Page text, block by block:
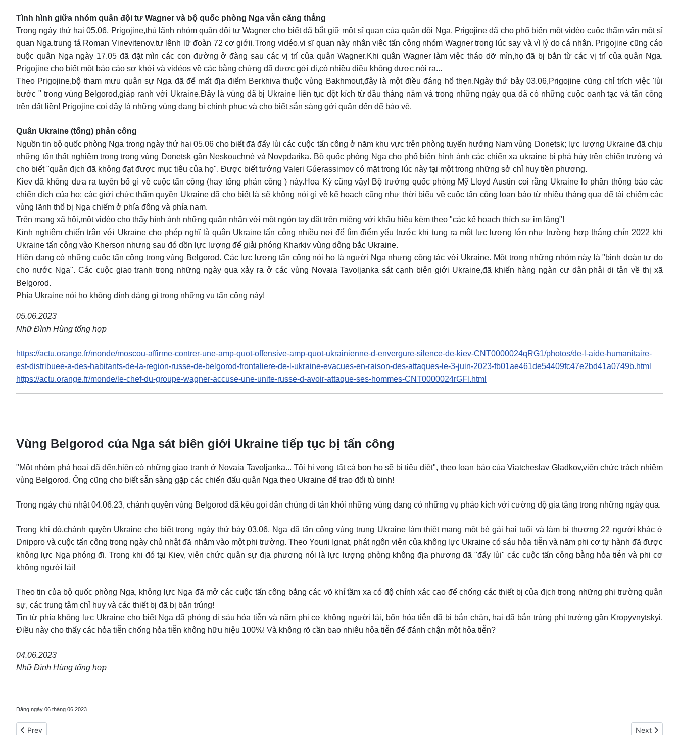
Tình hình giữa nhóm quân đội tư Wagner và bộ quốc phòng Nga vẫn căng thẳng
Trong ngày thứ hai 05.06, Prigojine,thủ lãnh nhóm quân đội tư Wagner cho biết đã bắt giữ một sĩ quan của quân đội Nga. Prigojine đã cho phổ biến một vidéo cuộc thẩm vấn một sĩ
quan Nga,trung tá Roman Vinevitenov,tư lệnh lữ đoàn 72 cơ giớii.Trong vidéo,vị sĩ quan này nhận việc tấn công nhóm Wagner trong lúc say và vì lý do cá nhân. Prigojine cũng cáo
buộc quân Nga ngày 17.05 đã đặt mìn các con đường ở đàng sau các vị trí của quân Wagner.Khi quân Wagner làm việc tháo dỡ mìn,họ đã bị bắn từ các vị trí của quân Nga.
Prigojine cho biết một báo cáo sơ khởi và vidéos về các bằng chứng đã được gởi đi,có nhiều điều không được nói ra...
Theo Prigojine,bộ tham mưu quân sự Nga đã để mất địa điểm Berkhiva thuộc vùng Bakhmout,đây là một điều đáng hổ thẹn.Ngày thứ bảy 03.06,Prigojine cũng chỉ trích việc 'lùi
bước " trong vùng Belgorod,giáp ranh với Ukraine.Đây là vùng đã bị Ukraine liên tục đột kích từ đầu tháng năm và trong những ngày qua đã có những cuộc oanh tạc và tấn công
trên đất liền! Prigojine coi đây là những vùng đang bị chinh phục và cho biết sẵn sàng gởi quân đến để bảo vệ.
Quân Ukraine (tổng) phản công
Nguồn tin bộ quốc phòng Nga trong ngày thứ hai 05.06 cho biết đã đẩy lùi các cuộc tấn công ở năm khu vực trên phòng tuyến hướng Nam vùng Donetsk; lực lượng Ukraine đã chịu
những tổn thất nghiêm trọng trong vùng Donetsk gần Neskouchné và Novpdarika. Bộ quốc phòng Nga cho phổ biến hình ảnh các chiến xa ukraine bị phá hủy trên chiến trường và
cho biết "quân địch đã không đạt được mục tiêu của họ". Được biết tướng Valeri Gúerassimov có mặt trong lúc này tại một trong những sở chỉ huy tiền phương.
Kiev đã không đưa ra tuyên bố gì về cuộc tấn công (hay tổng phản công ) này.Hoa Kỳ cũng vậy! Bộ trưởng quốc phòng Mỹ Lloyd Austin coi rằng Ukraine lo phần thông báo các
chiến dịch của họ; các giới chức thẩm quyền Ukraine đã cho biết là sẽ không nói gì về kế hoạch cũng như thời biểu về cuộc tấn công loan báo từ nhiều tháng qua để tái chiếm các
vùng lãnh thổ bị Nga chiếm ở phía đông và phía nam.
Trên mạng xã hội,một vidéo cho thấy hình ảnh những quân nhân với một ngón tay đặt trên miệng với khẩu hiệu kèm theo "các kế hoạch thích sự im lặng"!
Kinh nghiệm chiến trận với Ukraine cho phép nghĩ là quân Ukraine tấn công nhiều nơi để tìm điểm yếu trước khi tung ra một lực lượng lớn như trường hợp tháng chín 2022 khi
Ukraine tấn công vào Kherson nhưng sau đó dồn lực lượng để giải phóng Kharkiv vùng dông bắc Ukraine.
Hiện đang có những cuộc tấn công trong vùng Belgorod. Các lực lượng tấn công nói họ là người Nga nhưng cộng tác với Ukraine. Một trong những nhóm này là "binh đoàn tự do
cho nước Nga". Các cuộc giao tranh trong những ngày qua xảy ra ở các vùng Novaia Tavoljanka sát cạnh biên giới Ukraine,đã khiến hàng ngàn cư dân phải di tản về thị xã
Belgorod.
Phía Ukraine nói họ không dính dáng gì trong những vụ tấn công này!
05.06.2023
Nhữ Đình Hùng tổng hợp
https://actu.orange.fr/monde/moscou-affirme-contrer-une-amp-quot-offensive-amp-quot-ukrainienne-d-envergure-silence-de-kiev-CNT0000024qRG1/photos/de-l-aide-humanitaire-
est-distribuee-a-des-habitants-de-la-region-russe-de-belgorod-frontaliere-de-l-ukraine-evacues-en-raison-des-attaques-le-3-juin-2023-fb01ae461de54409fc47e2bd41a0749b.html
https://actu.orange.fr/monde/le-chef-du-groupe-wagner-accuse-une-unite-russe-d-avoir-attaque-ses-hommes-CNT0000024rGFl.html
Vùng Belgorod của Nga sát biên giới Ukraine tiếp tục bị tấn công
"Một nhóm phá hoại đã đến,hiện có những giao tranh ở Novaia Tavoljanka... Tôi hi vong tất cả bọn họ sẽ bị tiêu diệt", theo loan báo của Viatcheslav Gladkov,viên chức trách nhiệm
vùng Belgorod. Ông cũng cho biết sẵn sàng gặp các chiến đấu quân Nga theo Ukraine để trao đổi tù binh!
Trong ngày chủ nhật 04.06.23, chánh quyền vùng Belgorod đã kêu gọi dân chúng di tản khỏi những vùng đang có những vụ pháo kích với cường độ gia tăng trong những ngày qua.
Trong khi đó,chánh quyền Ukraine cho biết trong ngày thứ bảy 03.06, Nga đã tấn công vùng trung Ukraine làm thiệt mạng một bé gái hai tuổi và làm bị thương 22 người khác ở
Dnippro và cuộc tấn công trong ngày chủ nhật đã nhắm vào một phi trường. Theo Yourii Ignat, phát ngôn viên của không lực Ukraine có sáu hỏa tiễn và năm phi cơ tự hành đã được
không lực Nga phóng đi. Trong khi đó tại Kiev, viên chức quân sự địa phương nói là lực lượng phòng không địa phương đã "đẩy lùi" các cuộc tấn công bằng hỏa tiễn và phi cơ
không người lái!
Theo tin của bộ quốc phòng Nga, không lực Nga đã mở các cuộc tấn công bằng các võ khí tầm xa có độ chính xác cao để chống các thiết bị của địch trong những phi trường quân
sự, các trung tâm chỉ huy và các thiết bị đã bị bắn trúng!
Tin từ phía không lực Ukraine cho biết Nga đã phóng đi sáu hỏa tiễn và năm phi cơ không người lái, bốn hỏa tiễn đã bị bắn chặn, hai đã bắn trúng phi trường gần Kropyvnytskyi.
Điều này cho thấy các hỏa tiễn chống hỏa tiễn không hữu hiệu 100%! Và không rõ cần bao nhiêu hỏa tiễn để đánh chận một hỏa tiễn?
04.06.2023
Nhữ Đình Hùng tổng hợp
Đăng ngày 06 tháng 06.2023
Previous article: Những vận động cho hòa bình tại Ukraine
Prev Next article:
Next